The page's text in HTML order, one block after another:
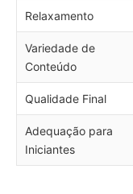
Relaxamento
Variedade de
Conteúdo
Qualidade Final
Adequação para
Iniciantes